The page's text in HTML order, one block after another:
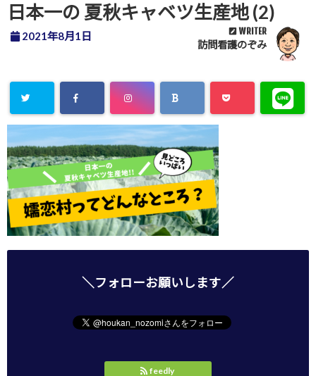
日本一の 夏秋キャベツ生産地 (2)
2021年8月1日 WRITER
訪問看護のぞみ
＼フォローお願いします／
feedly